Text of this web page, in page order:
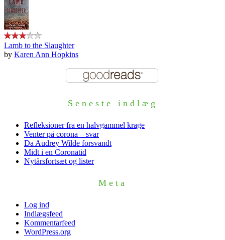
Lamb to the Slaughter
by Karen Ann Hopkins
Seneste indlæg
Refleksioner fra en halvgammel krage
Venter på corona – svar
Da Audrey Wilde forsvandt
Midt i en Coronatid
Nytårsfortsæt og lister
Meta
Log ind
Indlægsfeed
Kommentarfeed
WordPress.org